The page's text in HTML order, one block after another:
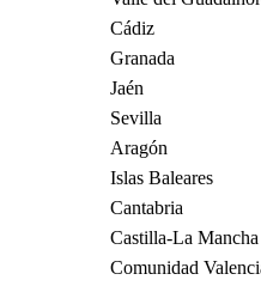
Cádiz
Granada
Jaén
Sevilla
Aragón
Islas Baleares
Cantabria
Castilla-La Mancha
Comunidad